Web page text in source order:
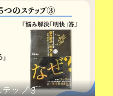
ップ３